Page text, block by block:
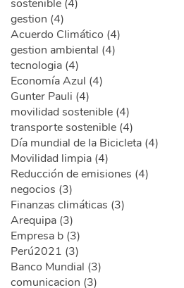
sostenible (4)
gestion (4)
Acuerdo Climático (4)
gestion ambiental (4)
tecnologia (4)
Economía Azul (4)
Gunter Pauli (4)
movilidad sostenible (4)
transporte sostenible (4)
Día mundial de la Bicicleta (4)
Movilidad limpia (4)
Reducción de emisiones (4)
negocios (3)
Finanzas climáticas (3)
Arequipa (3)
Empresa b (3)
Perú2021 (3)
Banco Mundial (3)
comunicacion (3)